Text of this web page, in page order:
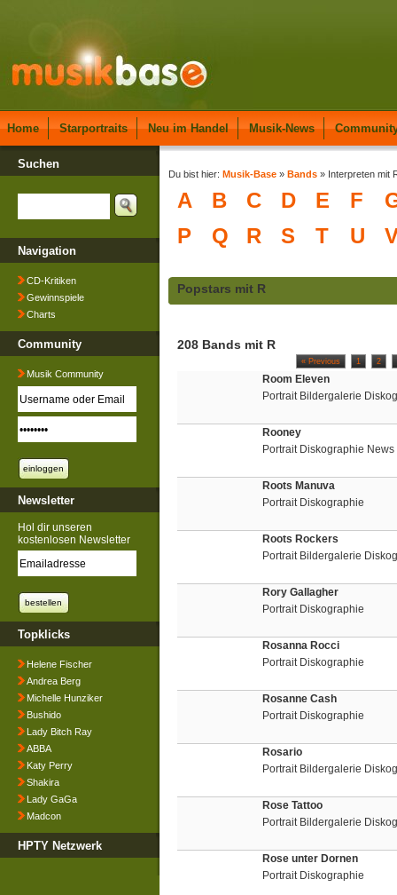
Home Starportraits Neu im Handel Musik-News
Suchen
Navigation
CD-Kritiken
Gewinnspiele
Charts
Community
Musik Community
Newsletter
Hol dir unseren
kostenlosen Newsletter
Topklicks
Helene Fischer
Andrea Berg
Michelle Hunziker
Bushido
Lady Bitch Ray
ABBA
Katy Perry
Shakira
Lady GaGa
Madcon
HPTY Netzwerk
Du bist hier: Musik-Base » Bands » Interpreten mit
A B C D E F
P
Q R S T U
Popstars mit R
208 Bands mit R
« Previous 1 2
Room Eleven
Portrait Bildergalerie
Rooney
Portrait Diskographie News
Roots Manuva
Portrait Diskographie
Roots Rockers
Portrait Bildergalerie
Rory Gallagher
Portrait Diskographie
Rosanna Rocci
Portrait Diskographie
Rosanne Cash
Portrait Diskographie
Rosario
Portrait Bildergalerie
Rose Tattoo
Portrait Bildergalerie
Rose unter Dornen
Portrait Diskographie